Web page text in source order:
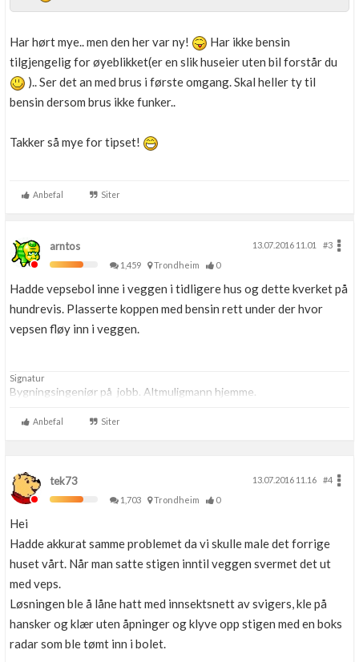
Har hørt mye.. men den her var ny!
Har ikke bensin
tilgjengelig for øyeblikket(er en slik huseier uten bil forstår du
).. Ser det an med brus i første omgang. Skal heller ty til
bensin dersom brus ikke funker..
Takker så mye for tipset!
Anbefal Siter
arntos 13.07.2016 11.01
#3
1,459
Trondheim 0
Hadde vepsebol inne i veggen i tidligere hus og dette kverket på
hundrevis. Plasserte koppen med bensin rett under der hvor
vepsen fløy inn i veggen.
Signatur
Bygningsingeniør på jobb. Altmuligmann hjemme.
Anbefal Siter
tek73 13.07.2016 11.16
#4
1,703
Trondheim 0
Hei
Hadde akkurat samme problemet da vi skulle male det forrige
huset vårt. Når man satte stigen inntil veggen svermet det ut
med veps.
Løsningen ble å låne hatt med innsektsnett av svigers, kle på
hansker og klær uten åpninger og klyve opp stigen med en boks
radar som ble tømt inn i bolet.